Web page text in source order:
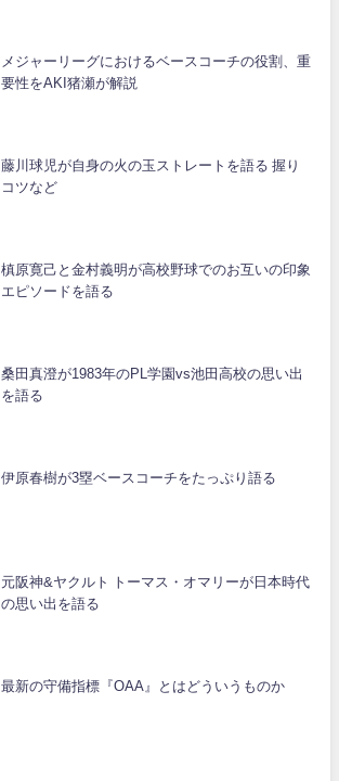
メジャーリーグにおけるベースコーチの役割、重
要性をAKI猪瀬が解説
藤川球児が自身の火の玉ストレートを語る 握り
コツなど
槙原寛己と金村義明が高校野球でのお互いの印象
エピソードを語る
桑田真澄が1983年のPL学園vs池田高校の思い出
を語る
伊原春樹が3塁ベースコーチをたっぷり語る
元阪神&ヤクルト トーマス・オマリーが日本時代
の思い出を語る
最新の守備指標『OAA』とはどういうものか